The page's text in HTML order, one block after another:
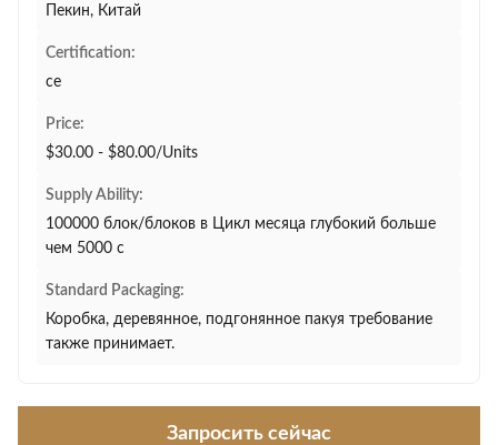
Пекин, Китай
Certification:
ce
Price:
$30.00 - $80.00/Units
Supply Ability:
100000 блок/блоков в Цикл месяца глубокий больше
чем 5000 c
Standard Packaging:
Коробка, деревянное, подгонянное пакуя требование
также принимает.
Запросить сейчас